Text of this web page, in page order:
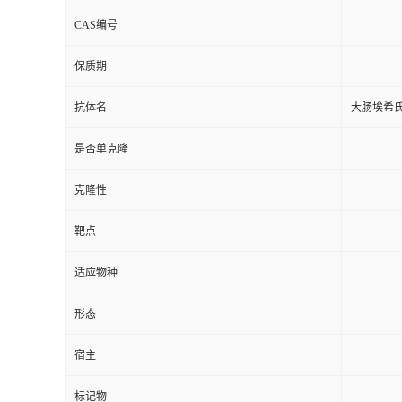
CAS编号
保质期
抗体名 大肠埃希
是否单克隆
克隆性
靶点
适应物种
形态
宿主
标记物